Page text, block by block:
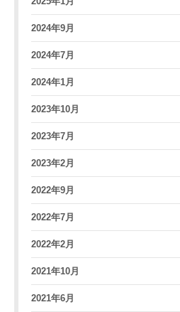
2024年9月
2024年7月
2024年1月
2023年10月
2023年7月
2023年2月
2022年9月
2022年7月
2022年2月
2021年10月
2021年6月